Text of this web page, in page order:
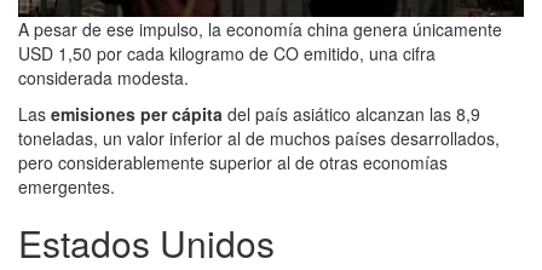
A pesar de ese impulso, la economía china genera únicamente
USD 1,50 por cada kilogramo de CO emitido, una cifra
considerada modesta.
Las emisiones per cápita del país asiático alcanzan las 8,9
toneladas, un valor inferior al de muchos países desarrollados,
pero considerablemente superior al de otras economías
emergentes.
Estados Unidos